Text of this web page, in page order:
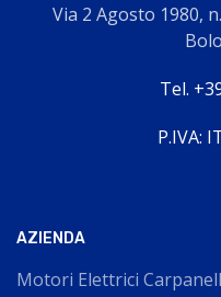
Via 2 Agosto 1980,
Tel.
P.IVA:
AZIENDA
Motori Elettrici